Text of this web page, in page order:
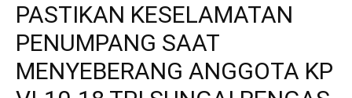
PASTIKAN KESELAMATAN
PENUMPANG SAAT
MENYEBERANG ANGGOTA KP